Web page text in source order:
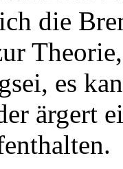
die
es
ärgert